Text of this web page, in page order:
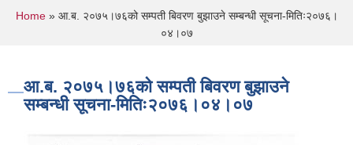
You are here
Home» आ.ब. २०७५।७६को सम्पती बिवरण बुझाउने सम्बन्धी सूचना-मितिः२०७६।
०४।०७
आ.ब. २०७५।७६को सम्पती बिवरण बुझाउने
सम्बन्धी सूचना-मितिः२०७६।०४।०७